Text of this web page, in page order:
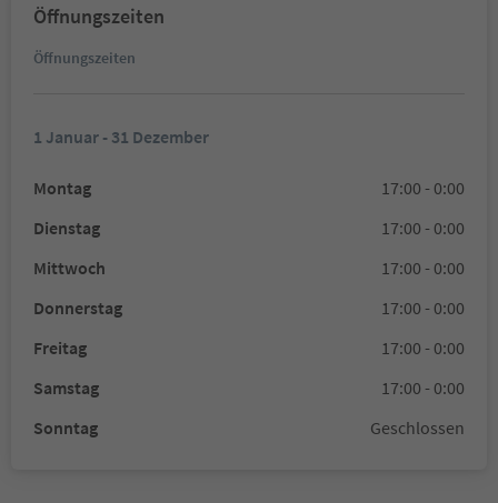
Öffnungszeiten
Öffnungszeiten
1 Januar - 31 Dezember
Montag
17:00 - 0:00
Dienstag
17:00 - 0:00
Mittwoch
17:00 - 0:00
Donnerstag
17:00 - 0:00
Freitag
17:00 - 0:00
Samstag
17:00 - 0:00
Sonntag
Geschlossen